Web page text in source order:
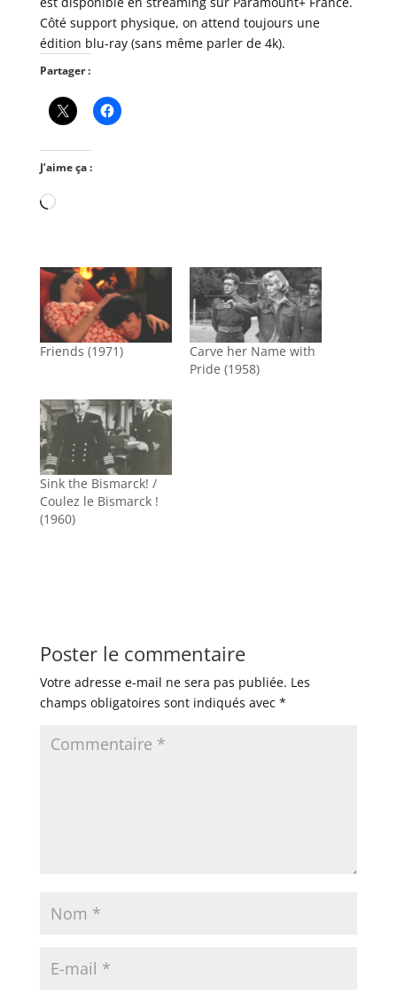
Côté support physique, on attend toujours une
édition blu-ray (sans même parler de 4k).
Partager :
J’aime ça :
Chargement…
Friends (1971)
Carve her Name with
Pride (1958)
Sink the Bismarck! /
Coulez le Bismarck !
(1960)
Poster le commentaire
Votre adresse e-mail ne sera pas publiée. Les
champs obligatoires sont indiqués avec *